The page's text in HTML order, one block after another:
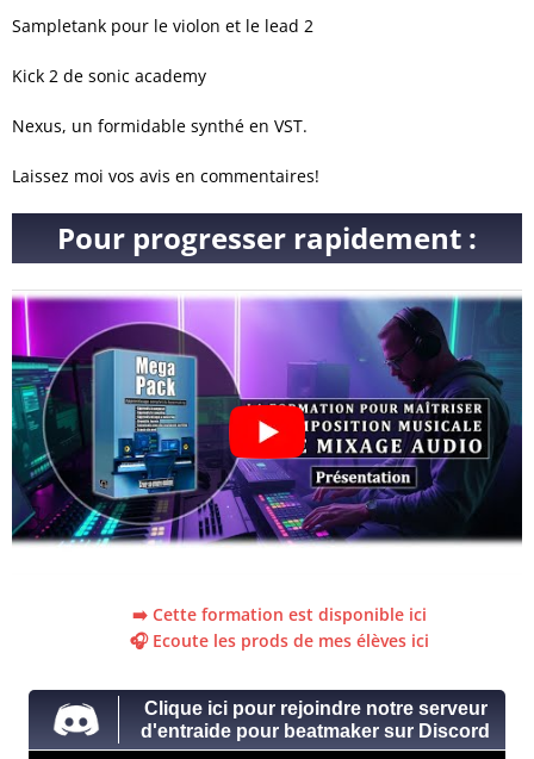
Sampletank pour le violon et le lead 2
Kick 2 de sonic academy
Nexus, un formidable synthé en VST.
Laissez moi vos avis en commentaires!
Pour progresser rapidement :
➡️ Cette formation est disponible ici
🎧 Ecoute les prods de mes élèves ici
Clique ici pour rejoindre notre serveur
d'entraide pour beatmaker sur Discord